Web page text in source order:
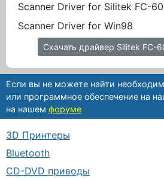
Scanner Driver for Silitek FC-
Scanner Driver for Win98
Скачать драйвер Silitek FC-
Если вы не можете найти
или программное обеспечение на
на нашем форуме
3D Принтеры
Bluetooth
CD-DVD приводы